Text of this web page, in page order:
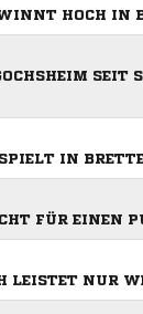
HOCH IN
SEIT
IN
FÜR EINEN
LEISTET NUR